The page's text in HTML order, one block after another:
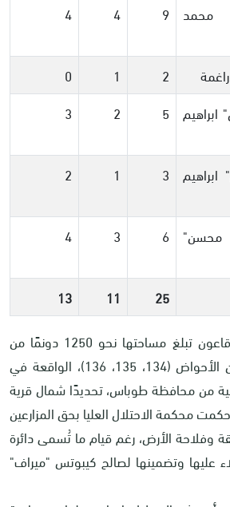
9
4
4
2
1
0
5
2
3
3
1
2
محسن" 6
3
4
25
11
13
يُذكر أن منطقة سهل قاعون تبلغ مساحتها نحو 1250 دونمًا من
أراضي قرية بردلة، ضمن الأحواض (134، 135، 136)، الواقعة في
من محافظة طوباس، تحديدًا شمال قرية
في عام 2013م، حكمت محكمة الاحتلال العليا بحق المزارعين
وفلاحة الأرض، رغم قيام ما تُسمى دائرة
عليها وتضمينها لصالح كيبوتس "ميراف"